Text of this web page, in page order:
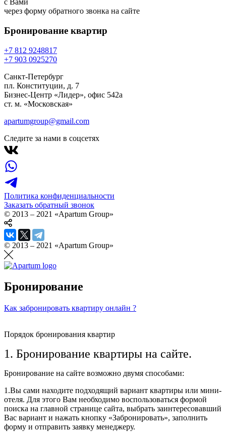
с Вами
через форму обратного звонка на сайте
Бронирование квартир
+7 812 9248817
+7 903 0925270
Санкт-Петербург
пл. Конституции, д. 7
Бизнес-Центр «Лидер», офис 542a
ст. м. «Московская»
apartumgroup@gmail.com
Следите за нами в соцсетях
Политика конфиденциальности
Заказать обратный звонок
© 2013 – 2021 «Apartum Group»
© 2013 – 2021 «Apartum Group»
Бронирование
Как забронировать квартиру онлайн ?
Порядок бронирования квартир
1. Бронирование квартиры на сайте.
Бронирование на сайте возможно двумя способами:
1.Вы сами находите подходящий вариант квартиры или мини-
отеля. Для этого Вам необходимо воспользоваться формой
поиска на главной странице сайта, выбрать заинтересовавший
Вас вариант и нажать кнопку «Забронировать», заполнить
форму и отправить заявку менеджеру.